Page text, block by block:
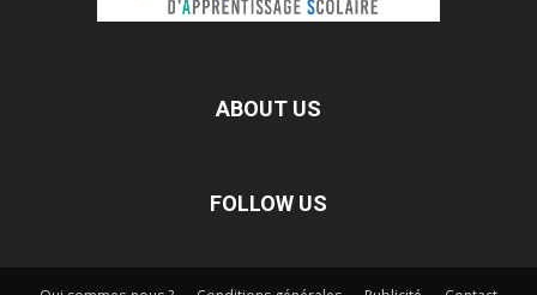
ABOUT US
FOLLOW US